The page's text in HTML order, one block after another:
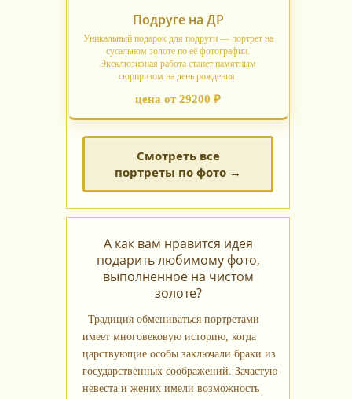
Подруге на ДР
Уникальный подарок для подруги — портрет на
сусальном золоте по её фотографии.
Эксклюзивная работа станет памятным
сюрпризом на день рождения.
цена от 29200 ₽
Смотреть все
портреты по фото →
А как вам нравится идея
подарить любимому фото,
выполненное на чистом
золоте?
Традиция обмениваться портретами
имеет многовековую историю, когда
царствующие особы заключали браки из
государственных соображений. Зачастую
невеста и жених имели возможность